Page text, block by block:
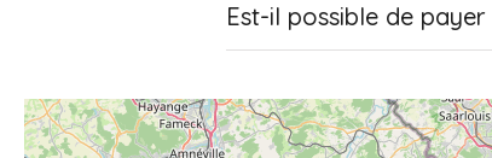
Est-il possible de